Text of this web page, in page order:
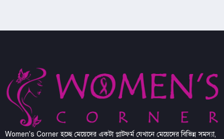
Women's Corner হচ্ছে মেয়েদের একটা প্লাটফর্ম যেখানে মেয়েদের বিভিন্ন সমস্যা,